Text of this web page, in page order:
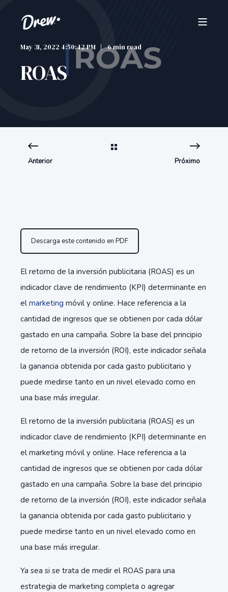
May 31, 2022 4:50:42 PM 6 min read
ROAS
Anterior Próximo
Descarga este contenido en PDF
El retorno de la inversión publicitaria (ROAS) es un
indicador clave de rendimiento (KPI) determinante en
el marketing móvil y online. Hace referencia a la
cantidad de ingresos que se obtienen por cada dólar
gastado en una campaña. Sobre la base del principio
de retorno de la inversión (ROI), este indicador señala
la ganancia obtenida por cada gasto publicitario y
puede medirse tanto en un nivel elevado como en
una base más irregular.
El retorno de la inversión publicitaria (ROAS) es un
indicador clave de rendimiento (KPI) determinante en
el marketing móvil y online. Hace referencia a la
cantidad de ingresos que se obtienen por cada dólar
gastado en una campaña. Sobre la base del principio
de retorno de la inversión (ROI), este indicador señala
la ganancia obtenida por cada gasto publicitario y
puede medirse tanto en un nivel elevado como en
una base más irregular.
Ya sea si se trata de medir el ROAS para una
estrategia de marketing completa o agregar